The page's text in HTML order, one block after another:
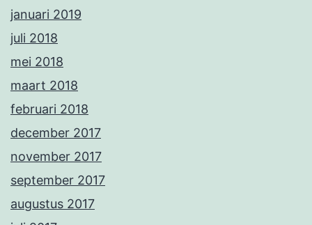
januari 2019
juli 2018
mei 2018
maart 2018
februari 2018
december 2017
november 2017
september 2017
augustus 2017